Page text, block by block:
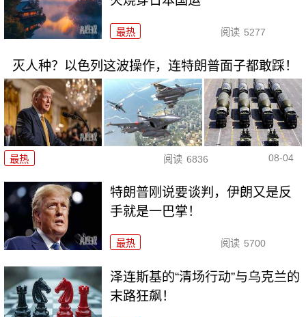
最热 阅读 5277
灭人种？以色列这波操作，连特朗普面子都敢踩！
最热 阅读 6836 08-04
特朗普刚说要谈判，伊朗又是反
手就是一巴掌！
最热 阅读 5700
泽连斯基的“清场行动”与乌克兰的
末路狂飙！